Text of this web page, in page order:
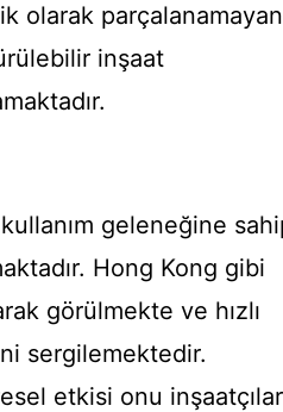
olarak parçalanamayan
inşaat
geleneğine
Hong Kong gibi
görülmekte ve hızlı
sergilemektedir.
etkisi onu inşaatçılar